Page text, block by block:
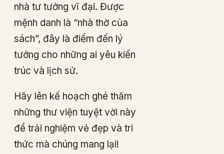
nhà tư tưởng vĩ đại. Được
mệnh danh là “nhà thờ của
sách”, đây là điểm đến lý
tưởng cho những ai yêu kiến
trúc và lịch sử.
Hãy lên kế hoạch ghé thăm
những thư viện tuyệt vời này
để trải nghiệm vẻ đẹp và tri
thức mà chúng mang lại!